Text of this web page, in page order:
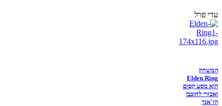
עדי פרל
המשחק
Elden Ring
הוא מסע קסום
ואכזרי לחובבי
הז'אנר